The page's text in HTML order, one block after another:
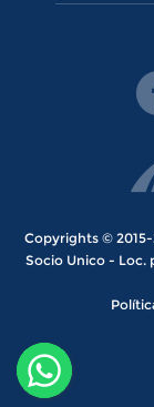
Copyrights ©
Socio Unico - Loc.